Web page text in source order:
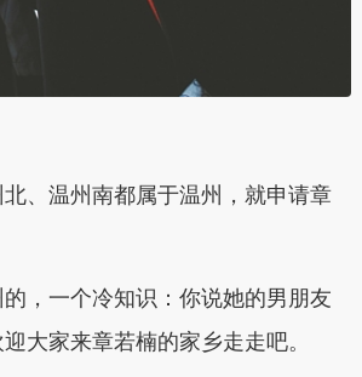
温州南都属于温州，就申请章
一个冷知识：你说她的男朋友
大家来章若楠的家乡走走吧。